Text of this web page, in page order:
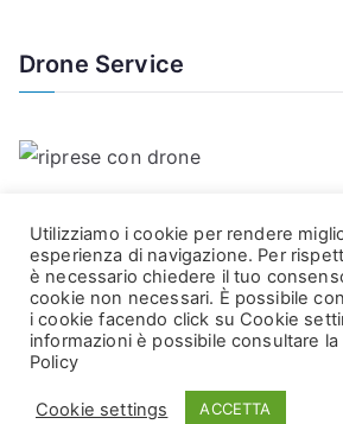
Drone Service
Copyright © 2026
. DataCH Technologies
Vinci, 5 - Livorno
Utilizziamo i cookie per rendere
esperienza di navigazione. Per
è necessario chiedere il tuo
cookie non necessari. È possibile
i cookie facendo click su Cookie
informazioni è possibile consultare
Policy
Cookie settings ACCETTA